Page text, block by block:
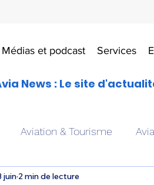
Médias et podcast Services
News : Le site
Aviation & Tourisme
Livres Drones aériens
juin 2 min de lecture